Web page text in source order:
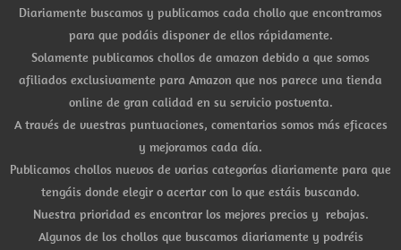
Diariamente buscamos y publicamos cada chollo que encontramos
para que podáis disponer de ellos rápidamente.
Solamente publicamos chollos de amazon debido a que somos
afiliados exclusivamente para Amazon que nos parece una tienda
online de gran calidad en su servicio postventa.
A través de vuestras puntuaciones, comentarios somos más eficaces
y mejoramos cada día.
Publicamos chollos nuevos de varias categorías diariamente para que
tengáis donde elegir o acertar con lo que estáis buscando.
Nuestra prioridad es encontrar los mejores precios y rebajas.
Algunos de los chollos que buscamos diariamente y podréis